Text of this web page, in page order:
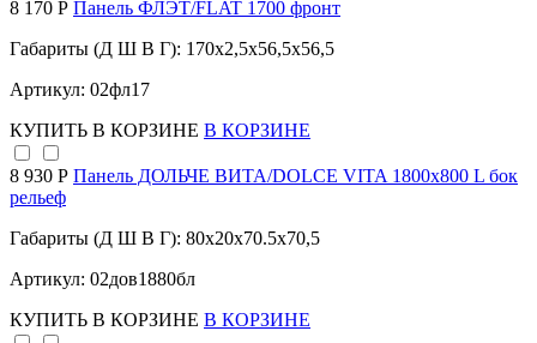
8 170 Р Панель ФЛЭТ/FLAT 1700 фронт
Габариты (Д Ш В Г): 170x2,5x56,5x56,5
Артикул: 02фл17
КУПИТЬ В КОРЗИНЕ В КОРЗИНЕ
8 930 Р Панель ДОЛЬЧЕ ВИТА/DOLCE VITA 1800х800 L бок
рельеф
Габариты (Д Ш В Г): 80x20x70.5x70,5
Артикул: 02дов1880бл
КУПИТЬ В КОРЗИНЕ В КОРЗИНЕ